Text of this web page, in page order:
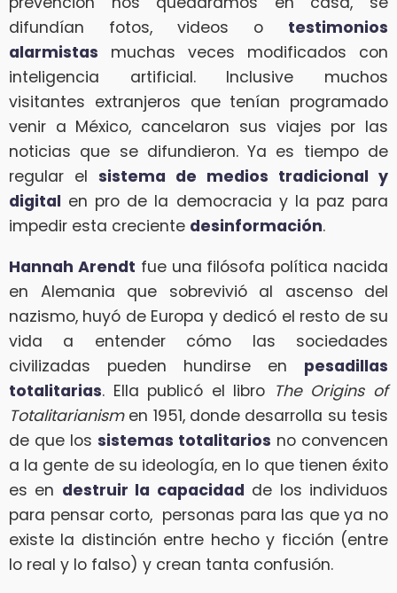
difundían fotos, videos o testimonios
alarmistas muchas veces modificados con
inteligencia artificial. Inclusive muchos
visitantes extranjeros que tenían programado
venir a México, cancelaron sus viajes por las
noticias que se difundieron. Ya es tiempo de
regular el sistema de medios tradicional y
digital en pro de la democracia y la paz para
impedir esta creciente desinformación.
Hannah Arendt fue una filósofa política nacida
en Alemania que sobrevivió al ascenso del
nazismo, huyó de Europa y dedicó el resto de su
vida a entender cómo las sociedades
civilizadas pueden hundirse en pesadillas
totalitarias. Ella publicó el libro The Origins of
Totalitarianismen 1951, donde desarrolla su tesis
de que los sistemas totalitarios no convencen
a la gente de su ideología, en lo que tienen éxito
es en destruir la capacidad de los individuos
para pensar corto, personas para las que ya no
existe la distinción entre hecho y ficción (entre
lo real y lo falso) y crean tanta confusión.